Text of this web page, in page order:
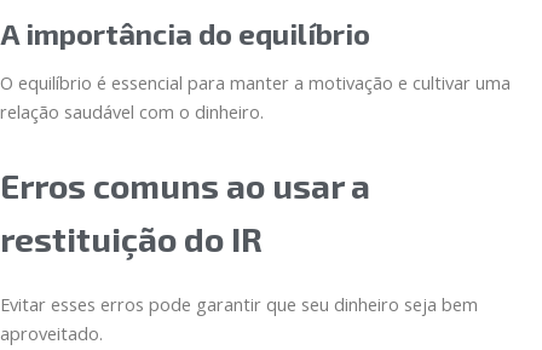
A importância do equilíbrio
O equilíbrio é essencial para manter a motivação e cultivar uma
relação saudável com o dinheiro.
Erros comuns ao usar a
restituição do IR
Evitar esses erros pode garantir que seu dinheiro seja bem
aproveitado.